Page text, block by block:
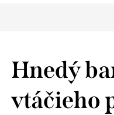
Hnedý
vtáčieho